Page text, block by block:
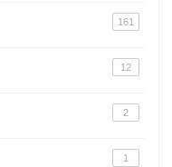
161
12
2
1